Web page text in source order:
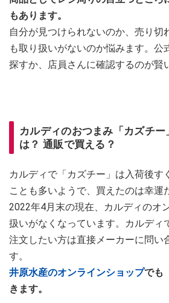
もあります。
自分が見つけられないのか、売り切
も取り扱いがないのか悩みます。公
探すか、店員さんに確認するのが賢
カルディのおつまみ「カズチ
は？ 通販で買える？
カルディで「カズチー」は入荷後す
ことも多いようで、買えたのは幸運
2022年4月末の現在、カルディのオ
扱いがなくなっています。カルディ
注文したい方は直接メーカーに問い
す。
井原水産のオンラインショップでも
きます。